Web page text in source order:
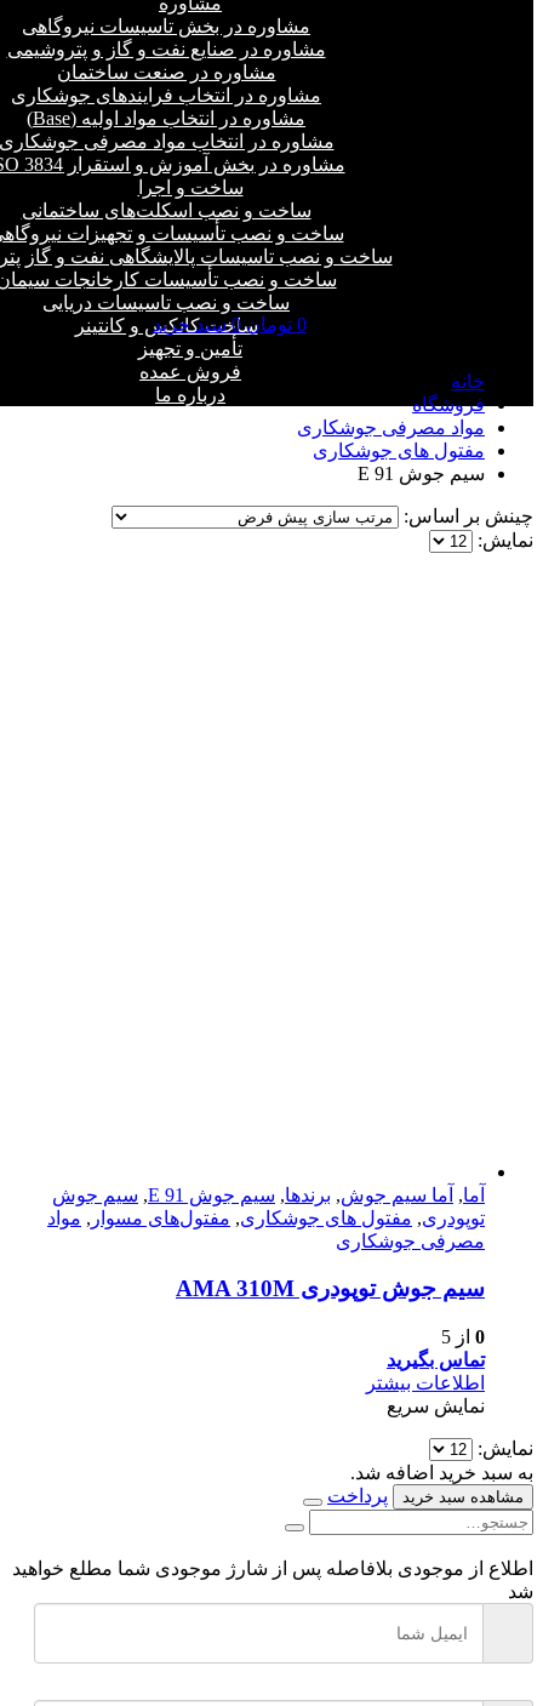
مشاوره در بخش تاسیسات نیروگاهی
مشاوره در صنایع نفت و گاز و پتروشیمی
مشاوره در صنعت ساختمان
مشاوره در انتخاب فرایند‌های جوشکاری
مشاوره در انتخاب مواد اولیه (Base)
مشاوره در انتخاب مواد مصرفی
مشاوره در بخش آموزش و استقرار ISO 3834
ساخت و اجرا
ساخت و نصب اسکلت‌های ساختمانی
ساخت و نصب تأسیسات و تجهیزات
ساخت و نصب تاسیسات پالایشگاهی نفت و گاز
ساخت و نصب تأسیسات کارخانجات
ساخت و نصب تاسیسات دریایی
ساخت کانکس و کانتینر
تأمین و تجهیز
فروش عمده
درباره ما
0 تومان 0 سبد خرید
خانه
فروشگاه
مواد مصرفی جوشکاری
مفتول های جوشکاری
سیم جوش E 91
چینش بر اساس:
نمایش:
آما, آما سیم جوش, برندها, سیم جوش E 91 , سیم جوش
توپودری, مفتول های جوشکاری, مفتول‌های مسوار , مواد
مصرفی جوشکاری
سیم جوش توپودری AMA 310M
0 از 5
تماس بگیرید
اطلاعات بیشتر
نمایش سریع
نمایش:
به سبد خرید اضافه شد.
مشاهده سبد خرید پرداخت
اطلاع از موجودی بلافاصله پس از شارژ موجودی شما مطلع خواهید
شد